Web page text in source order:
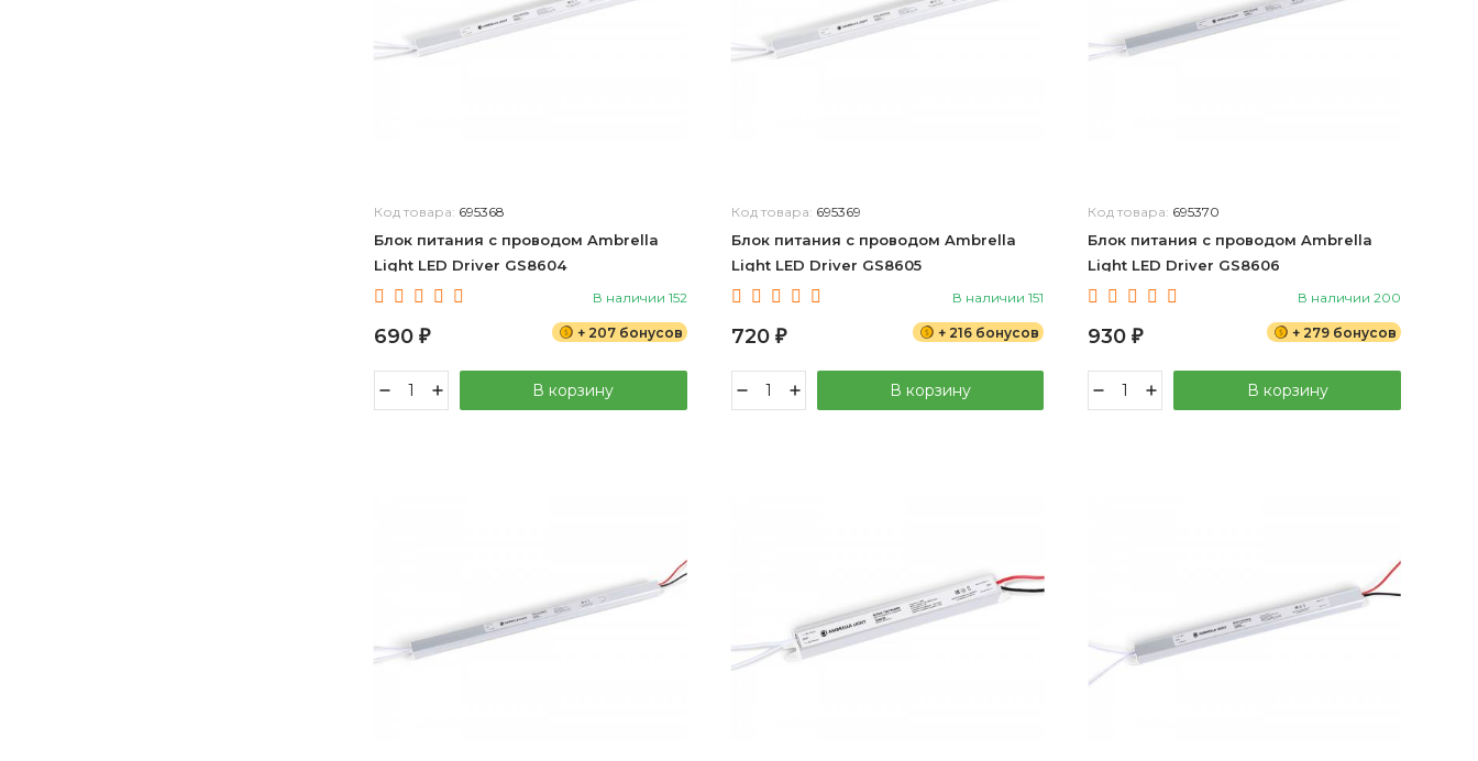
Код товара: 695368
Блок питания с проводом Ambrella
Light LED Driver GS8604
В наличии 152
690 ₽ + 207 бонусов
В корзину
Код товара: 695369
Блок питания с проводом Ambrella
Light LED Driver GS8605
В наличии 151
720 ₽ + 216 бонусов
В корзину
Код товара: 695370
Блок питания с проводом Ambrella
Light LED Driver GS8606
В наличии 200
930₽ + 279 бонусов
В корзину